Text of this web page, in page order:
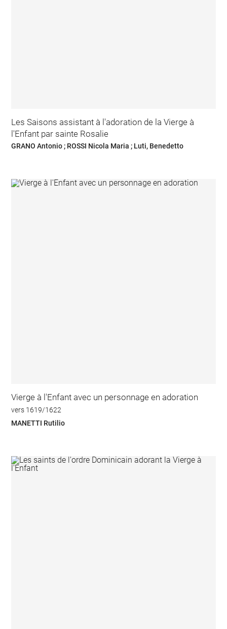
Les Saisons assistant à l'adoration de la Vierge à
l'Enfant par sainte Rosalie
GRANO Antonio ; ROSSI Nicola Maria ; Luti, Benedetto
Vierge à l'Enfant avec un personnage en adoration
vers 1619/1622
MANETTI Rutilio